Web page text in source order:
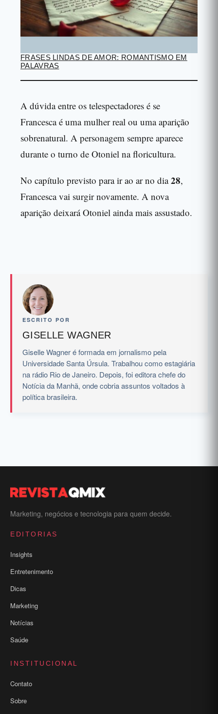
FRASES LINDAS DE AMOR: ROMANTISMO EM
PALAVRAS
A dúvida entre os telespectadores é se
Francesca é uma mulher real ou uma aparição
sobrenatural. A personagem sempre aparece
durante o turno de Otoniel na floricultura.
No capítulo previsto para ir ao ar no dia28,
Francesca vai surgir novamente. A nova
aparição deixará Otoniel ainda mais assustado.
ESCRITO POR
GISELLE WAGNER
Giselle Wagner é formada em jornalismo pela
Universidade Santa Úrsula. Trabalhou como estagiária
na rádio Rio de Janeiro. Depois, foi editora chefe do
Notícia da Manhã, onde cobria assuntos voltados à
política brasileira.
Marketing, negócios e tecnologia para quem decide.
EDITORIAS
Insights
Entretenimento
Dicas
Marketing
Notícias
Saúde
INSTITUCIONAL
Contato
Sobre